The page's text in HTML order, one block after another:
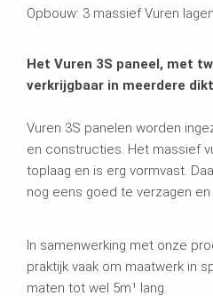
Opbouw: 3 massief Vuren
Het Vuren 3S paneel, met
verkrijgbaar in meerdere
Vuren 3S panelen worden
en constructies. Het massief
toplaag en is erg vormvast.
nog eens goed te verzagen
In samenwerking met onze
praktijk vaak om maatwerk in
maten tot wel 5m¹ lang.